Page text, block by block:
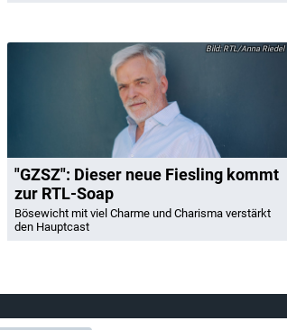
RTL/Anna Riedel
"GZSZ": Dieser neue Fiesling kommt
zur RTL-Soap
Bösewicht mit viel Charme und Charisma verstärkt
den Hauptcast